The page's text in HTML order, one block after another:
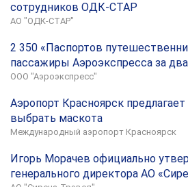
сотрудников ОДК-СТАР
АО "ОДК-СТАР"
2 350 «Паспортов
пассажиры Аэроэкспресса за
ООО "Аэроэкспресс"
Аэропорт Красноярск
выбрать маскота
Международный аэропорт Красноярск
Игорь Морачев официально
генерального директора АО